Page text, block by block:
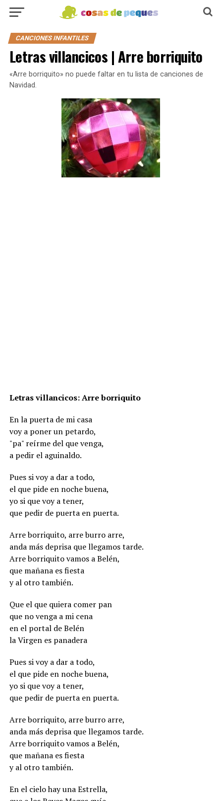
CANCIONES INFANTILES
Letras villancicos | Arre borriquito
«Arre borriquito» no puede faltar en tu lista de canciones de
Navidad.
Letras villancicos: Arre borriquito
En la puerta de mi casa
voy a poner un petardo,
"pa" reírme del que venga,
a pedir el aguinaldo.
Pues si voy a dar a todo,
el que pide en noche buena,
yo si que voy a tener,
que pedir de puerta en puerta.
Arre borriquito, arre burro arre,
anda más deprisa que llegamos tarde.
Arre borriquito vamos a Belén,
que mañana es fiesta
y al otro también.
Que el que quiera comer pan
que no venga a mi cena
en el portal de Belén
la Virgen es panadera
Pues si voy a dar a todo,
el que pide en noche buena,
yo si que voy a tener,
que pedir de puerta en puerta.
Arre borriquito, arre burro arre,
anda más deprisa que llegamos tarde.
Arre borriquito vamos a Belén,
que mañana es fiesta
y al otro también.
En el cielo hay una Estrella,